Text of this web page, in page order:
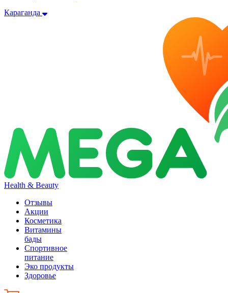
Караганда
Health & Beauty
Отзывы
Акции
Косметика
Витамины
бады
Спортивное
питание
Эко продукты
Здоровье